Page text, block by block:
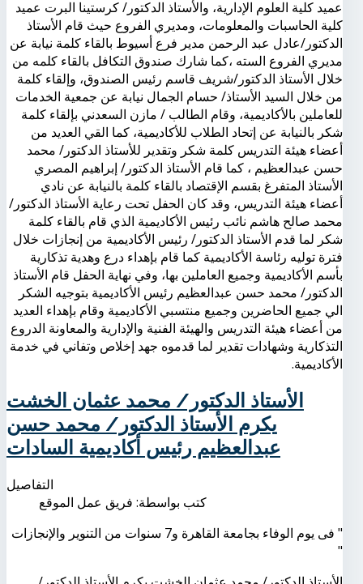
عميد كلية العلوم الإدارية، والأستاذ الدكتور/ كرستينا البرت عميد
كلية الحاسبات والمعلومات، ومديري الفروع حيث قام الأستاذ
الدكتور/عادل عبد الرحمن مدير فرع أسيوط بالقاء كلمة نيابة عن
مديري الفروع السته ،كما شارك صندوق التكافل بالقاء كلمه من
خلال الأستاذ الدكتور/شريف قاسم رئيس الصندوق، وإلقاء كلمة
من خلال السيد الأستاذ/ حسام الجمال نيابة عن جمعية الخدمات
للعاملين بالأكاديمية، وقام الطالب / مازن السعدني بإلقاء كلمة
شكر بالنيابة عن إتحاد الطلاب للأكاديمية، كما القي العديد من
أعضاء هيئة التدريس كلمة شكر وتقدير للأستاذ الدكتور/ محمد
حسن عبدالعظيم ، كما قام الأستاذ الدكتور/ إبراهيم المصري
الأستاذ المتفرغ بقسم الإقتصاد بالقاء كلمة بالنيابة عن نادي
أعضاء هيئة التدريس، وقد كان الحفل تحت رعاية الأستاذ الدكتور/
محمد صالح هاشم نائب رئيس الأكاديمية الذي قام بالقاء كلمة
شكر لما قدم الأستاذ الدكتور/ رئيس الأكاديمية من إنجازات خلال
فترة توليه رئاسة الأكاديمية كما قام بإهداء درع وهدية تذكارية
بأسم الأكاديمية وجميع العاملين بها، وفي نهاية الحفل قام الأستاذ
الدكتور/ محمد حسن عبدالعظيم رئيس الأكاديمية بتوجيه الشكر
الي جميع الحاضرين وجميع منتسبي الأكاديمية وقام بإهداء العديد
من أعضاء هيئة التدريس والهيئة الفنية والإدارية والمعاونة الدروع
التذكارية وشهادات تقدير لما قدموه جهد إخلاص وتفاني في خدمة
الأكاديمية.
الأستاذ الدكتور/ محمد عثمان الخشت
يكرم الأستاذ الدكتور/ محمد حسن
عبدالعظيم رئيس أكاديمية السادات
التفاصيل
كتب بواسطة: فريق عمل الموقع
" فى يوم الوفاء بجامعة القاهرة و7 سنوات من التنوير والإنجازات
"